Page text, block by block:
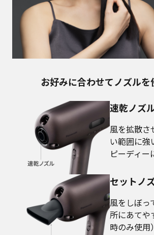
お好みに合わせてノズルを
速乾ノズ
風を拡散さ
い範囲に強
ピーディー
セットノ
風をしぼっ
所にあてや
時のみ使用）